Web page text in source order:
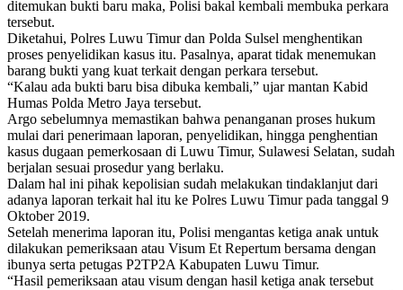
ditemukan bukti baru maka, Polisi bakal kembali membuka perkara
tersebut.
Diketahui, Polres Luwu Timur dan Polda Sulsel menghentikan
proses penyelidikan kasus itu. Pasalnya, aparat tidak menemukan
barang bukti yang kuat terkait dengan perkara tersebut.
“Kalau ada bukti baru bisa dibuka kembali,” ujar mantan Kabid
Humas Polda Metro Jaya tersebut.
Argo sebelumnya memastikan bahwa penanganan proses hukum
mulai dari penerimaan laporan, penyelidikan, hingga penghentian
kasus dugaan pemerkosaan di Luwu Timur, Sulawesi Selatan, sudah
berjalan sesuai prosedur yang berlaku.
Dalam hal ini pihak kepolisian sudah melakukan tindaklanjut dari
adanya laporan terkait hal itu ke Polres Luwu Timur pada tanggal 9
Oktober 2019.
Setelah menerima laporan itu, Polisi mengantas ketiga anak untuk
dilakukan pemeriksaan atau Visum Et Repertum bersama dengan
ibunya serta petugas P2TP2A Kabupaten Luwu Timur.
“Hasil pemeriksaan atau visum dengan hasil ketiga anak tersebut